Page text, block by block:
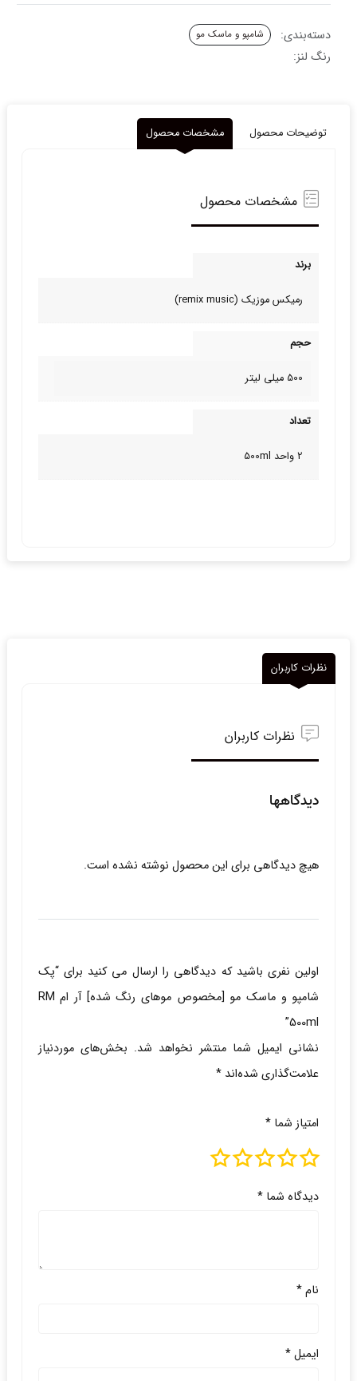
دسته‌بندی: شامپو و ماسک مو
رنگ لنز:
توضیحات محصول مشخصات محصول
مشخصات محصول
برند
رمیکس موزیک (remix music)
حجم
500 میلی لیتر
تعداد
2 واحد 500ml
نظرات کاربران
نظرات کاربران
دیدگاهها
هیچ دیدگاهی برای این محصول نوشته نشده است.
اولین نفری باشید که دیدگاهی را ارسال می کنید برای “پک
شامپو و ماسک مو [مخصوص موهای رنگ شده] آر ام RM
500ml”
نشانی ایمیل شما منتشر نخواهد شد. بخش‌های موردنیاز
علامت‌گذاری شده‌اند *
امتیاز شما *
دیدگاه شما *
نام*
ایمیل*